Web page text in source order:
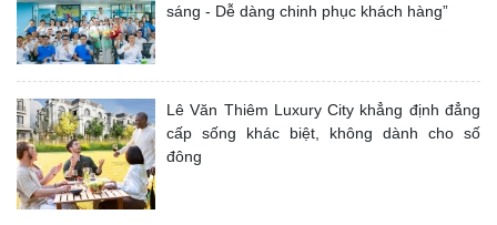
sáng - Dễ dàng chinh phục khách hàng”
Lê Văn Thiêm Luxury City khẳng định đẳng
cấp sống khác biệt, không dành cho số
đông